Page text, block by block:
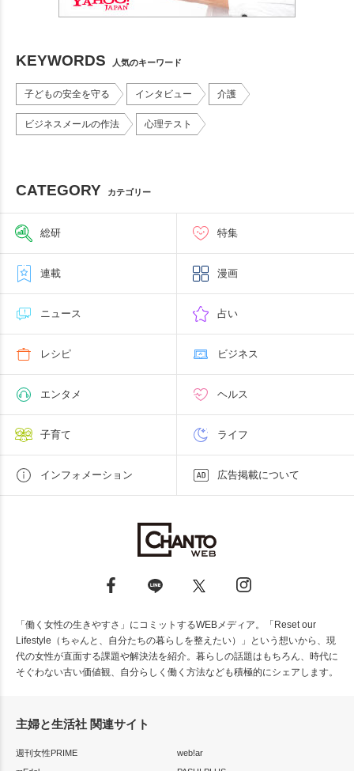
KEYWORDS 人気のキーワード
子どもの安全を守る インタビュー 介護
ビジネスメールの作法 心理テスト
CATEGORY カテゴリー
総研 特集
連載 漫画
ニュース 占い
レシピ ビジネス
エンタメ ヘルス
子育て ライフ
インフォメーション 広告掲載について
「働く女性の生きやすさ」にコミットするWEBメディア。「Reset our
Lifestyle（ちゃんと、自分たちの暮らしを整えたい）」という想いから、現
代の女性が直面する課題や解決法を紹介。暮らしの話題はもちろん、時代に
そぐわない古い価値観、自分らしく働く方法なども積極的にシェアします。
主婦と生活社 関連サイト
週刊女性PRIME
web!ar